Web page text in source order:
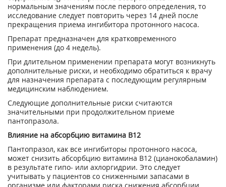
нормальным значениям после первого определения, то
исследование следует повторить через 14 дней после
прекращения приема ингибитора протонного насоса.
Препарат предназначен для кратковременного
применения (до 4 недель).
При длительном применении препарата могут возникнуть
дополнительные риски, и необходимо обратиться к врачу
для назначения препарата с последующим регулярным
медицинским наблюдением.
Следующие дополнительные риски считаются
значительными при продолжительном приеме
пантопразола.
Влияние на абсорбцию витамина В12
Пантопразол, как все ингибиторы протонного насоса,
может снизить абсорбцию витамина В12 (цианокобаламин)
в результате гипо- или ахлоргидрии. Это следует
учитывать у пациентов со сниженными запасами в